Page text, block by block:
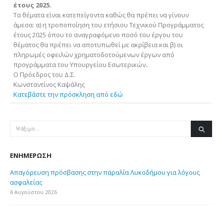
έτους 2025.
Τα θέματα είναι κατεπείγοντα καθώς θα πρέπει να γίνουν
άμεσα: α) η τροποποίηση του ετήσιου Τεχνικού Προγράμματος
έτους 2025 όπου το αναγραφόμενο ποσό του έργου του
θέματος θα πρέπει να αποτυπωθεί με ακρίβεια και β) οι
πληρωμές οφειλών χρηματοδοτούμενων έργων από
προγράμματα του Υπουργείου Εσωτερικών..
Ο Πρόεδρος του Δ.Σ.
Κωνσταντίνος Καψάλης
Κατεβάστε την πρόσκληση από εδώ
ΕΝΗΜΈΡΩΣΗ
Απαγόρευση πρόσβασης στην παραλία Λυκοδήμου για λόγους
ασφαλείας
6 Αυγούστου 2026